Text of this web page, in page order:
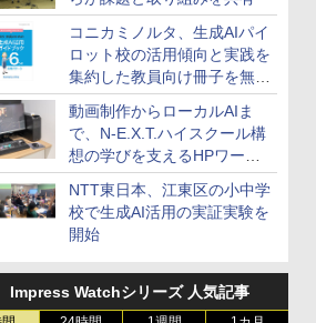
コニカミノルタ、生成AIパイ
ロット校の活用傾向と実践を
集約した教員向け冊子を無料
公開
動画制作からローカルAIま
で、N-E.X.T.ハイスクール構
想の学びを支えるHPワーク
ステーション
NTT東日本、江東区の小中学
校で生成AI活用の実証実験を
開始
Impress Watchシリーズ 人気記事